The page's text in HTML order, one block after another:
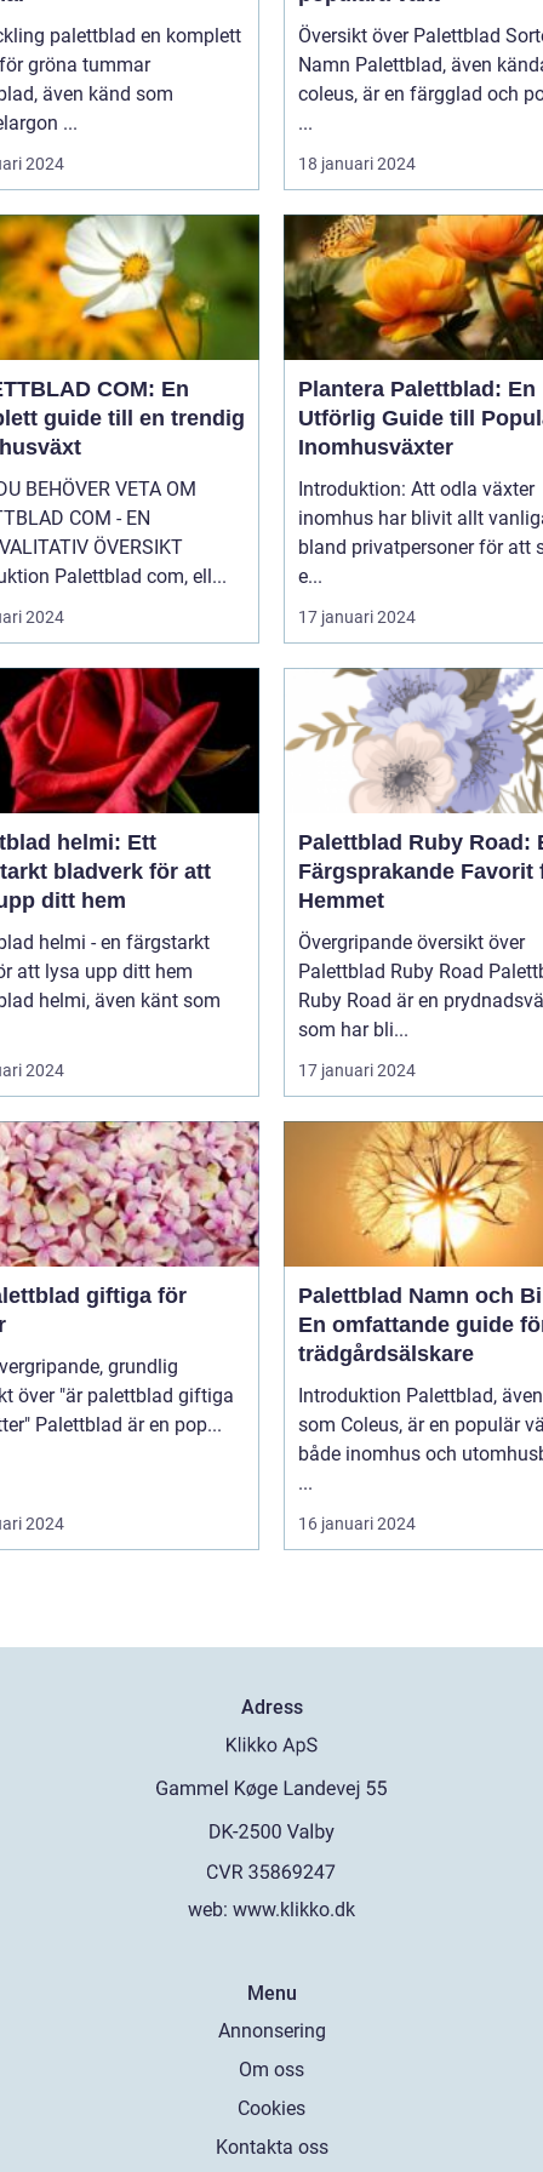
palettblad en komplett
gröna tummar
även känd som
...
2024
Översikt över Palettblad
Namn Palettblad, även kända som
coleus, är en färgglad och
...
18 januari 2024
COM: En
guide till en trendig
BEHÖVER VETA OM
COM - EN
ÖVERSIKT
Palettblad com, ell...
2024
Plantera Palettblad: En
Utförlig Guide till
Inomhusväxter
Introduktion: Att odla växter
inomhus har blivit allt
bland privatpersoner för att
e...
17 januari 2024
helmi: Ett
bladverk för att
ditt hem
helmi - en färgstarkt
att lysa upp ditt hem
helmi, även känt som
2024
Palettblad Ruby Road:
Färgsprakande Favorit
Hemmet
Övergripande översikt över
Palettblad Ruby Road Palettblad
Ruby Road är en
som har bli...
17 januari 2024
giftiga för
över "är palettblad giftiga
för katter" Palettblad är en pop...
2024
Palettblad Namn och
En omfattande guide
trädgårdsälskare
Introduktion Palettblad,
som Coleus, är en populär
både inomhus och
...
16 januari 2024
Adress
web: www.klikko.dk
Menu
Annonsering
Om oss
Cookies
Kontakta oss